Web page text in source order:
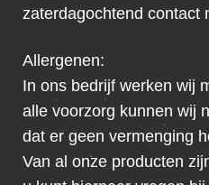
zaterdagochtend contact
Allergenen:
In ons bedrijf werken wij
alle voorzorg kunnen wij
dat er geen vermenging
Van al onze producten